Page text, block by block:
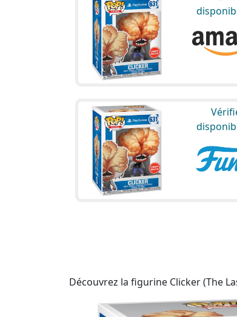
Découvrez la figurine Clicker (The